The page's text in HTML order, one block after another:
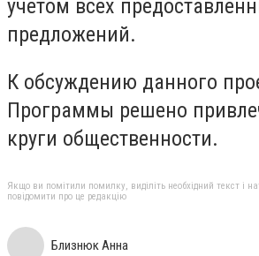
учетом всех
предложений.
К обсуждению данного
Программы решено
круги общественности.
Якщо ви помітили помилку, виділіть необхідний текст і
повідомити про це редакцію
Близнюк Анна